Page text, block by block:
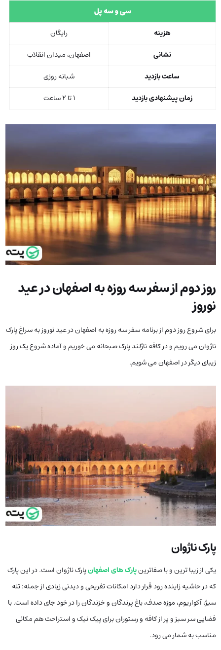
سی و سه پل
هزینه
رایگان
نشانی
اصفهان، میدان انقلاب
ساعت بازدید
شبانه‌ روزی
زمان پیشنهادی بازدید
۱ تا ۲ ساعت
روز دوم از سفر سه روزه به اصفهان در عید
نوروز
برای شروع روز دوم از برنامه سفر سه روزه به اصفهان در عید نوروز به سراغ پارک
ناژوان می رویم و در کافه ناژلند پارک صبحانه می خوریم و آماده شروع یک روز
زیبای دیگر در اصفهان می شویم.
پارک ناژوان
یکی از زیبا ترین و با صفاترینپارک های اصفهانپارک ناژوان است. در این پارک
که در حاشیه زاینده رود قرار دارد امکانات تفریحی و دیدنی زیادی از جمله: تله
سیژ، آکواریوم، موزه صدف، باغ پرندگان و خزندگان را در خود جای داده است. با
فضایی سر سبز و پر از کافه و رستوران برای پیک نیک و استراحت هم مکانی
مناسب به شمار می رود.